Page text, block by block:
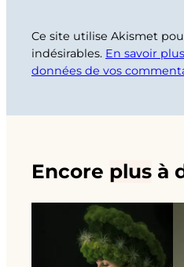
Ce site utilise Akismet
indésirables. En savoir
données de vos
Encore plus à